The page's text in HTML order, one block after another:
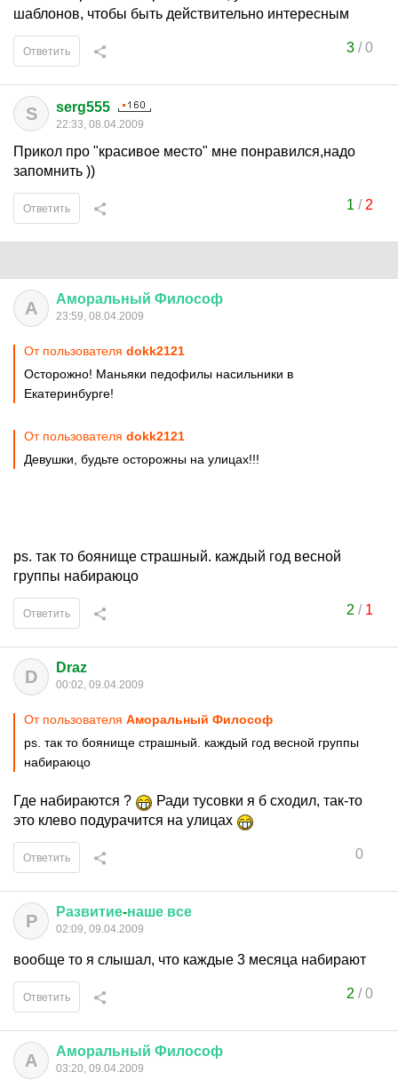
шаблонов, чтобы быть действительно интересным
3/0
Ответить
S serg555
22:33, 08.04.2009
Прикол про "красивое место" мне понравился,надо
запомнить ))
1 / 2
Ответить
А Аморальный Философ
23:59, 08.04.2009
От пользователя dokk2121
Осторожно! Маньяки педофилы насильники в
Екатеринбурге!
От пользователя dokk2121
Девушки, будьте осторожны на улицах!!!
ps. так то боянище страшный. каждый год весной
группы набираюцо
2 / 1
Ответить
D Draz
00:02, 09.04.2009
От пользователя Аморальный Философ
ps. так то боянище страшный. каждый год весной группы
набираюцо
Где набираются ?
Ради тусовки я б сходил, так-то
это клево подурачится на улицах
0
Ответить
Р Развитие-наше все
02:09, 09.04.2009
вообще то я слышал, что каждые 3 месяца набирают
2 /0
Ответить
А Аморальный Философ
03:20, 09.04.2009